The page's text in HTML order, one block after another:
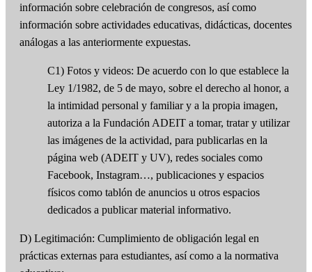
información sobre celebración de congresos, así como
información sobre actividades educativas, didácticas, docentes
análogas a las anteriormente expuestas.
C1) Fotos y videos: De acuerdo con lo que establece la
Ley 1/1982, de 5 de mayo, sobre el derecho al honor, a
la intimidad personal y familiar y a la propia imagen,
autoriza a la Fundación ADEIT a tomar, tratar y utilizar
las imágenes de la actividad, para publicarlas en la
página web (ADEIT y UV), redes sociales como
Facebook, Instagram…, publicaciones y espacios
físicos como tablón de anuncios u otros espacios
dedicados a publicar material informativo.
D) Legitimación: Cumplimiento de obligación legal en
prácticas externas para estudiantes, así como a la normativa